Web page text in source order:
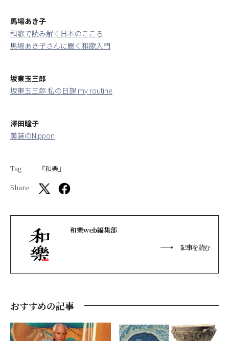
馬場あき子
和歌で読み解く日本のこころ
馬場あき子さんに聞く和歌入門
坂東玉三郎
坂東玉三郎 私の日課 my routine
澤田瞳子
美装のNippon
Tag
『和樂』
Share
和樂web編集部
記事を読む
おすすめの記事